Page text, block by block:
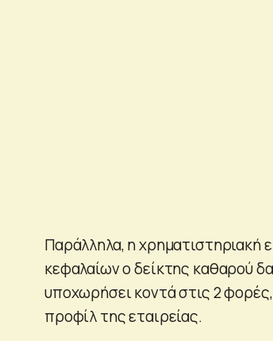
Παράλληλα, η χρηματιστηριακή
κεφαλαίων ο δείκτης καθαρού
υποχωρήσει κοντά στις 2
προφίλ της εταιρείας.